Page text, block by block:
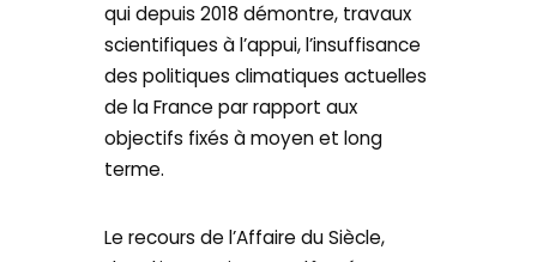
qui depuis 2018 démontre, travaux
scientifiques à l’appui, l’insuffisance
des politiques climatiques actuelles
de la France par rapport aux
objectifs fixés à moyen et long
terme.
Le recours de l’Affaire du Siècle,